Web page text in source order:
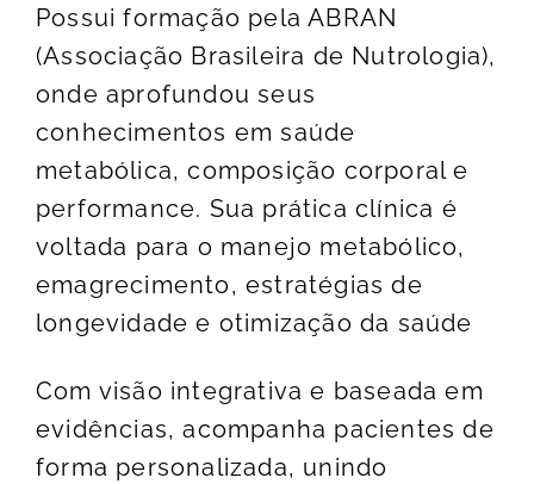
Possui formação pela ABRAN
(Associação Brasileira de Nutrologia),
onde aprofundou seus
conhecimentos em saúde
metabólica, composição corporal e
performance. Sua prática clínica é
voltada para o manejo metabólico,
emagrecimento, estratégias de
longevidade e otimização da saúde
Com visão integrativa e baseada em
evidências, acompanha pacientes de
forma personalizada, unindo